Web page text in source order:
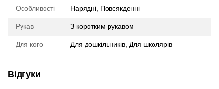
Особливості Нарядні, Повсякденні
Рукав З коротким рукавом
Для кого Для дошкільників, Для школярів
Відгуки